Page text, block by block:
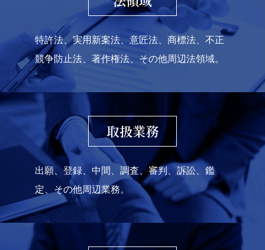
特許法、実用新案法、意匠法、商標法、不正
競争防止法、著作権法、その他周辺法領域。
取扱業務
出願、登録、中間、調査、審判、訴訟、鑑
定、その他周辺業務。